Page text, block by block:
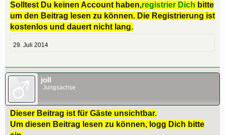
Solltest Du keinen Account haben,registrier Dich bitte
um den Beitrag lesen zu können. Die Registrierung ist
kostenlos und dauert nicht lang.
29. Juli 2014
joll
Jungsachse
Dieser Beitrag ist für Gäste unsichtbar.
Um diesen Beitrag lesen zu können, logg Dich bitte